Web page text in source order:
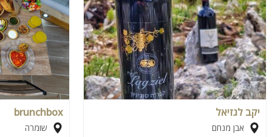
יקב לגזיאל
אבן מנחם
brunchbox
שומרה